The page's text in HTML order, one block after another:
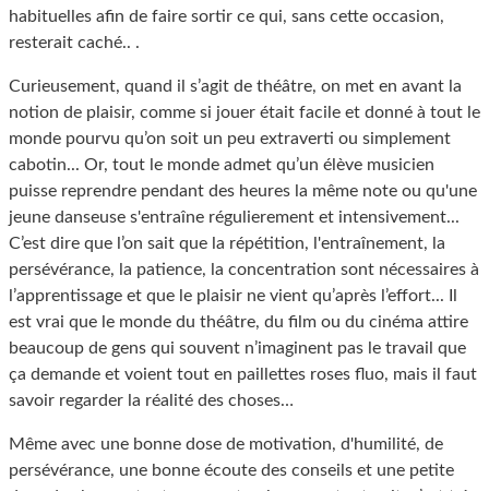
habituelles afin de faire sortir ce qui, sans cette occasion,
resterait caché.. .
Curieusement, quand il s’agit de théâtre, on met en avant la
notion de plaisir, comme si jouer était facile et donné à tout le
monde pourvu qu’on soit un peu extraverti ou simplement
cabotin... Or, tout le monde admet qu’un élève musicien
puisse reprendre pendant des heures la même note ou qu'une
jeune danseuse s'entraîne régulierement et intensivement...
C’est dire que l’on sait que la répétition, l'entraînement, la
persévérance, la patience, la concentration sont nécessaires à
l’apprentissage et que le plaisir ne vient qu’après l’effort... Il
est vrai que le monde du théâtre, du film ou du cinéma attire
beaucoup de gens qui souvent n’imaginent pas le travail que
ça demande et voient tout en paillettes roses fluo, mais il faut
savoir regarder la réalité des choses…
Même avec une bonne dose de motivation, d'humilité, de
persévérance, une bonne écoute des conseils et une petite